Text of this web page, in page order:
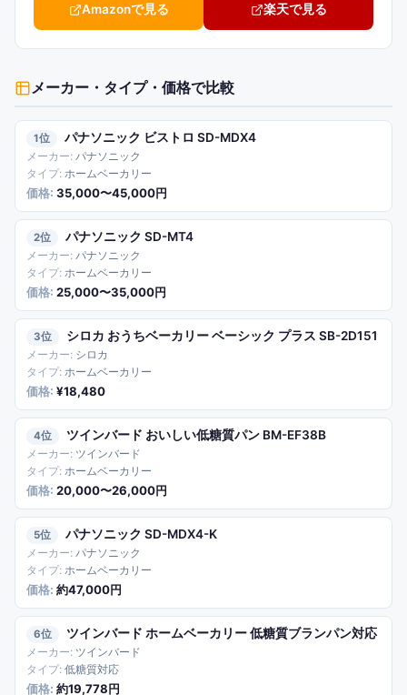
Amazonで見る 楽天で見る
メーカー・タイプ・価格で比較
1 パナソニック ビストロ SD-MDX4
パナソニック
ホームベーカリー
35,000〜45,000円
2 パナソニック SD-MT4
パナソニック
ホームベーカリー
25,000〜35,000円
3 シロカ おうちベーカリー ベーシック プラス SB-2D151
シロカ
ホームベーカリー
¥18,480
4 ツインバード おいしい低糖質パン BM-EF38B
ツインバード
ホームベーカリー
20,000〜26,000円
5 パナソニック SD-MDX4-K
パナソニック
ホームベーカリー
約47,000円
6 ツインバード ホームベーカリー 低糖質ブランパン対応
ツインバード
低糖質対応
約19,778円